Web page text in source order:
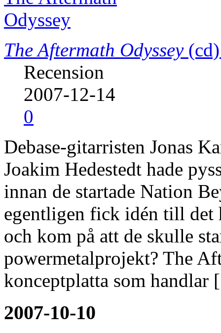
The Aftermath Odyssey(cd)
Recension
2007-12-14
0
Debase-gitarristen Jonas
Joakim Hedestedt hade
innan de startade Nation
egentligen fick idén till det
och kom på att de skulle
powermetalprojekt? The
konceptplatta som
2007-10-10